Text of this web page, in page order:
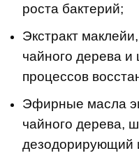
роста бактерий;
Экстракт
чайного дерева
процессов
Эфирные масла
чайного дерева,
дезодорирующий